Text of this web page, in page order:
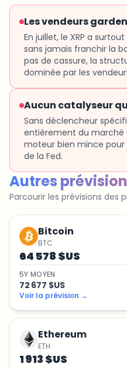
Les vendeurs
En juillet, le XRP a
sans jamais franchir la
pas de cassure, la
dominée par les
Aucun catalyseur
Sans déclencheur
entièrement du marché
moteur bien mince pour
de la Fed.
Autres
Parcourir les prévisions des
Bitcoin
BTC
64 578 $US
5Y MOYEN
72 677 $US
Voir la prévision →
Ethereum
ETH
1 913 $US